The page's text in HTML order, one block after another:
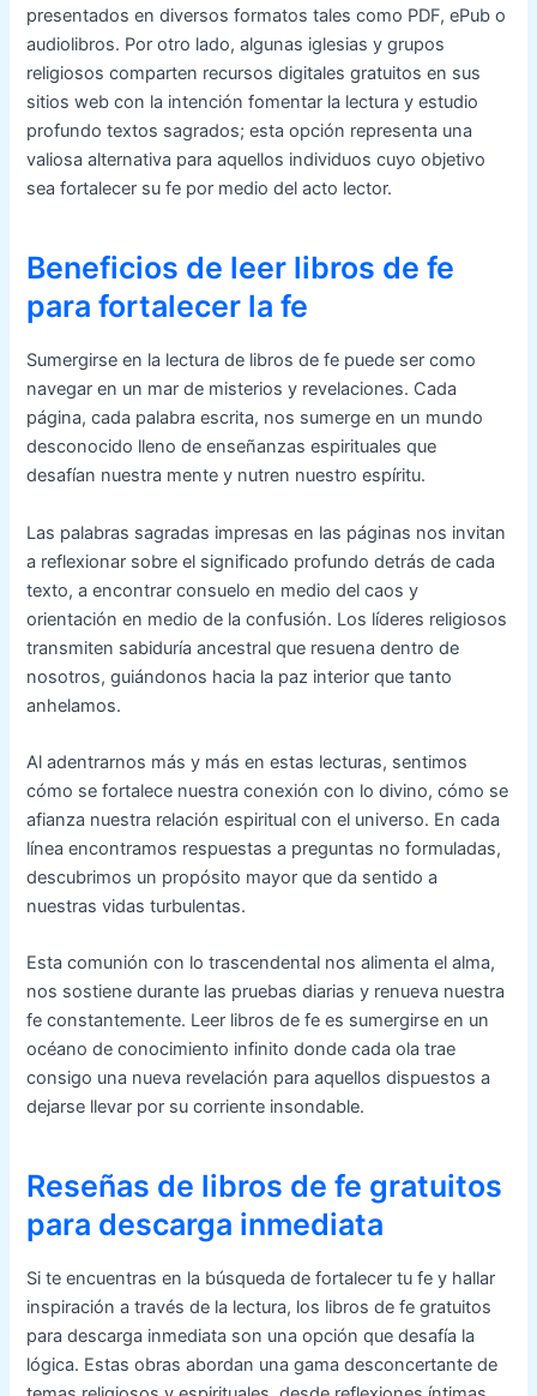
presentados en diversos formatos tales como PDF, ePub o
audiolibros. Por otro lado, algunas iglesias y grupos
religiosos comparten recursos digitales gratuitos en sus
sitios web con la intención fomentar la lectura y estudio
profundo textos sagrados; esta opción representa una
valiosa alternativa para aquellos individuos cuyo objetivo
sea fortalecer su fe por medio del acto lector.
Beneficios de leer libros de fe
para fortalecer la fe
Sumergirse en la lectura de libros de fe puede ser como
navegar en un mar de misterios y revelaciones. Cada
página, cada palabra escrita, nos sumerge en un mundo
desconocido lleno de enseñanzas espirituales que
desafían nuestra mente y nutren nuestro espíritu.
Las palabras sagradas impresas en las páginas nos invitan
a reflexionar sobre el significado profundo detrás de cada
texto, a encontrar consuelo en medio del caos y
orientación en medio de la confusión. Los líderes religiosos
transmiten sabiduría ancestral que resuena dentro de
nosotros, guiándonos hacia la paz interior que tanto
anhelamos.
Al adentrarnos más y más en estas lecturas, sentimos
cómo se fortalece nuestra conexión con lo divino, cómo se
afianza nuestra relación espiritual con el universo. En cada
línea encontramos respuestas a preguntas no formuladas,
descubrimos un propósito mayor que da sentido a
nuestras vidas turbulentas.
Esta comunión con lo trascendental nos alimenta el alma,
nos sostiene durante las pruebas diarias y renueva nuestra
fe constantemente. Leer libros de fe es sumergirse en un
océano de conocimiento infinito donde cada ola trae
consigo una nueva revelación para aquellos dispuestos a
dejarse llevar por su corriente insondable.
Reseñas de libros de fe gratuitos
para descarga inmediata
Si te encuentras en la búsqueda de fortalecer tu fe y hallar
inspiración a través de la lectura, los libros de fe gratuitos
para descarga inmediata son una opción que desafía la
lógica. Estas obras abordan una gama desconcertante de